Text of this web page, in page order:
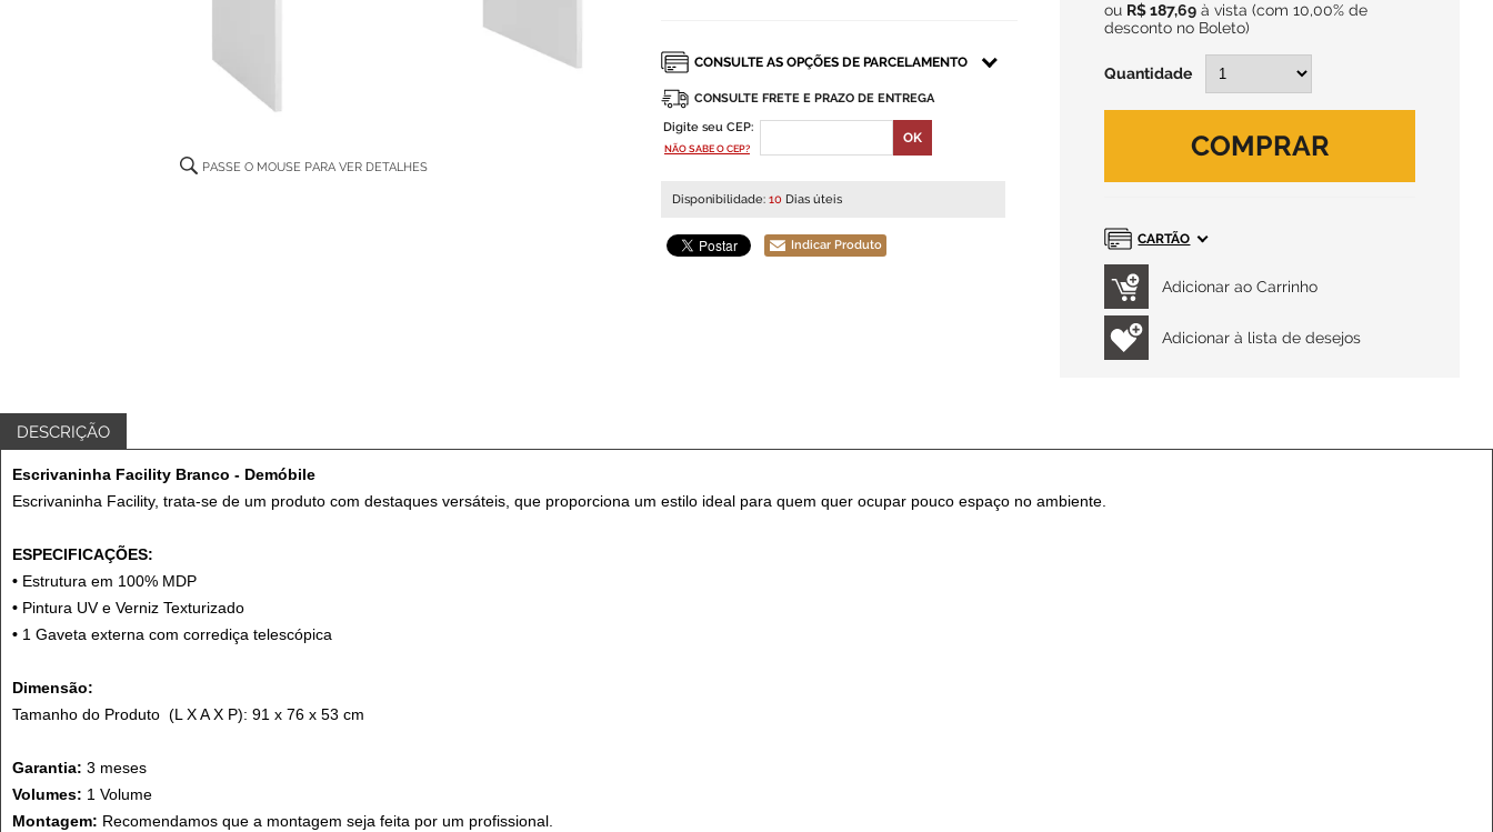
CONSULTE FRETE E PRAZO DE ENTREGA
Digite seu CEP:
NÃO SABE O CEP?
Disponibilidade: 10 Dias úteis
Indicar Produto
ou R$ 187,69 à vista (com 10,00% de
desconto no Boleto)
Quantidade
COMPRAR
CARTÃO
Adicionar à lista de desejos
DESCRIÇÃO
Escrivaninha Facility Branco - Demóbile
Escrivaninha Facility, trata-se de um produto com destaques versáteis, que proporciona um estilo ideal para quem quer ocupar pouco espaço no ambiente.
ESPECIFICAÇÕES:
• Estrutura em 100% MDP
• Pintura UV e Verniz Texturizado
• 1 Gaveta externa com corrediça telescópica
Dimensão:
Tamanho do Produto (L X A X P): 91 x 76 x 53 cm
Garantia: 3 meses
Volumes: 1 Volume
Montagem: Recomendamos que a montagem seja feita por um profissional.